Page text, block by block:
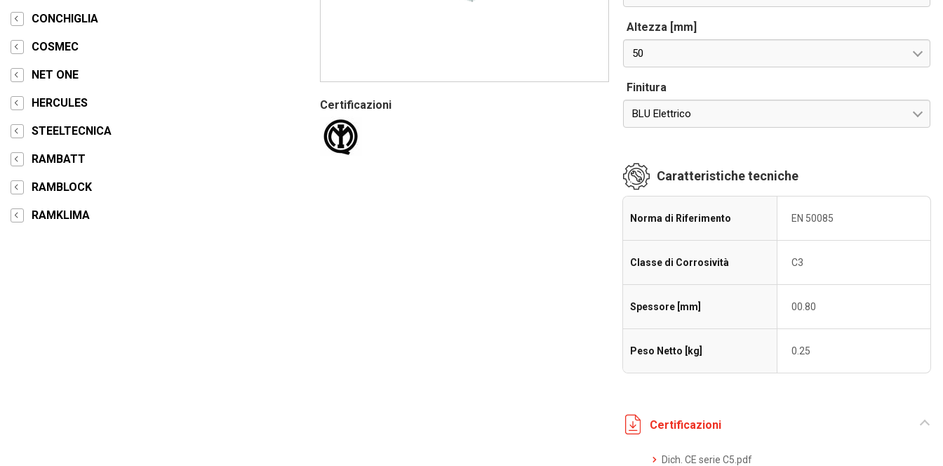
CONCHIGLIA
COSMEC
NET ONE
HERCULES
STEELTECNICA
RAMBATT
RAMBLOCK
RAMKLIMA
Certificazioni
Altezza [mm]
50
Finitura
BLU Elettrico
Caratteristiche tecniche
Norma di Riferimento EN 50085
Classe di Corrosività C3
Spessore [mm] 00.80
Peso Netto [kg] 0.25
Certificazioni
Dich. CE serie C5.pdf